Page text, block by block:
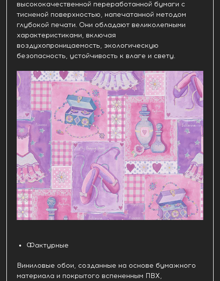
высококачественной переработанной бумаги с
тисненой поверхностью, напечатанной методом
глубокой печати. Они обладают великолепными
характеристиками, включая
воздухопроницаемость, экологическую
безопасность, устойчивость к влаге и свету.
Фактурные
Виниловые обои, созданные на основе бумажного
материала и покрытого вспененным ПВХ,